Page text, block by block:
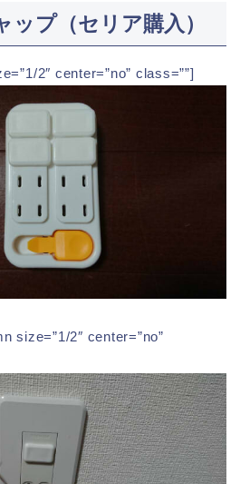
ップ（セリア購入）
2″ center=”no” class=””]
size=”1/2″ center=”no”